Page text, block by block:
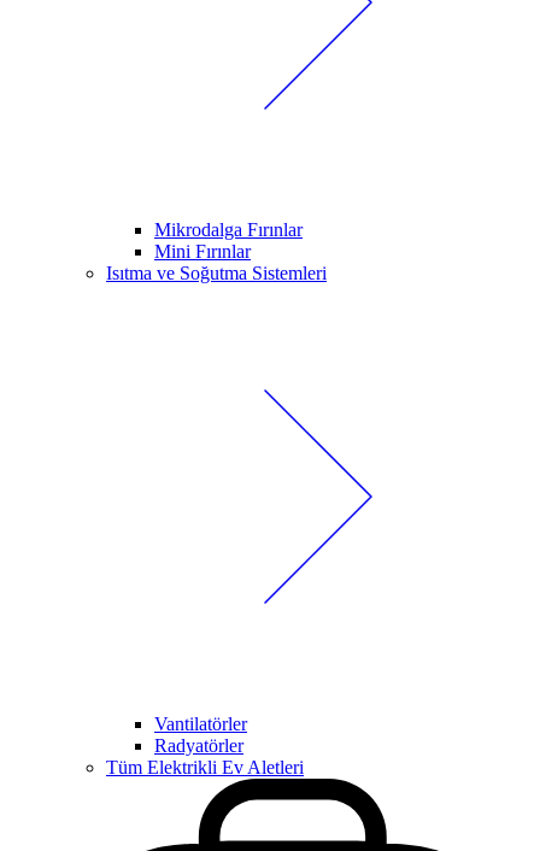
Mikrodalga Fırınlar
Mini Fırınlar
Isıtma ve Soğutma Sistemleri
Vantilatörler
Radyatörler
Tüm Elektrikli Ev Aletleri